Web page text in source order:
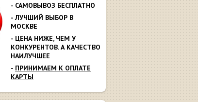
- САМОВЫВОЗ БЕСПЛАТНО
- ЛУЧШИЙ ВЫБОР В
МОСКВЕ
- ЦЕНА НИЖЕ, ЧЕМ У
КОНКУРЕНТОВ. А КАЧЕСТВО
НАИЛУЧШЕЕ
- ПРИНИМАЕМ К ОПЛАТЕ
КАРТЫ